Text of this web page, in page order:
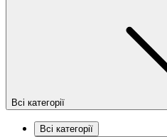
Всі категорії
Всі категорії